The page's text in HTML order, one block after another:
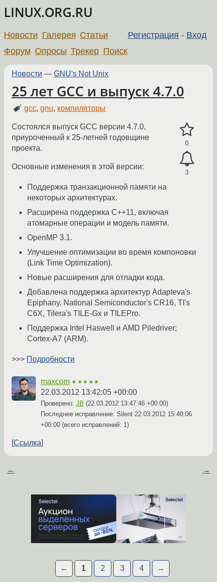
LINUX.ORG.RU
Регистрация - Вход
Новости Галерея Статьи
Форум Опросы Трекер Поиск
Новости — GNU's Not Unix
25 лет GCC и выпуск 4.7.0
gcc,gnu, компиляторы
0
3
Состоялся выпуск GCC версии 4.7.0,
приуроченный к 25-летней годовщине
проекта.
Основные изменения в этой версии:
Поддержка транзакционной памяти на
некоторых архитектурах.
Расширена поддержка C++11, включая
атомарные операции и модель памяти.
OpenMP 3.1.
Улучшение оптимизации во время компоновки
(Link Time Optimization).
Новые расширения для отладки кода.
Добавлена поддержка архитектур Adapteva's
Epiphany, National Semiconductor's CR16, TI's
C6X, Tilera's TILE-Gx и TILEPro.
Поддержка Intel Haswell и AMD Piledriver;
Cortex-A7 (ARM).
>>> Подробности
maxcom ★★★★★
22.03.2012 13:42:05 +00:00
Проверено: JB (22.03.2012 13:47:46 +00:00)
Последнее исправление: Silent 22.03.2012 15:40:06
+00:00 (всего исправлений: 1)
Ссылка
← →
← 1 2 3 4 →